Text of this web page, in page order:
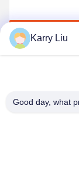
l'impression de
de chaleur
Discuter
Karry Liu
Good day, what